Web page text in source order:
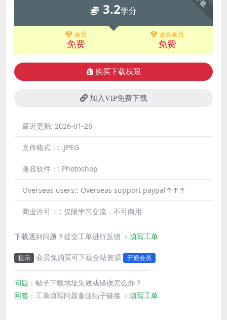
3.2学分
会员
免费
永久会员
免费
购买下载权限
加入VIP免费下载
最近更新: 2026-01-26
文件格式：: .JPEG
兼容软件：: Photoshop
Overseas users:: Overseas support paypal↑↑↑
商业许可： : 仅限学习交流，不可商用
下载遇到问题？提交工单进行反馈 ﹥填写工单
提示 会员免购买可下载全站资源 开通会员
———————————————————
问题： 帖子下载地址失效或错误怎么办？
回答： 工单填写问题备注帖子链接 ﹥填写工单